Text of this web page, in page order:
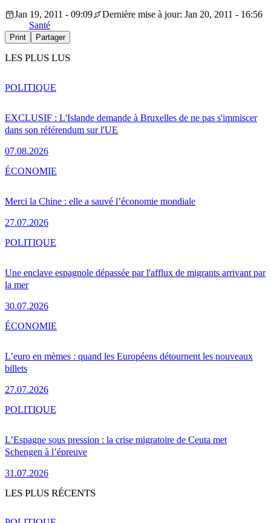
Jan 19, 2011 - 09:09
Dernière mise à jour: Jan 20, 2011 - 16:56
Santé
Print Partager
LES PLUS LUS
EXCLUSIF : L'Islande demande à Bruxelles de ne pas s'immiscer
dans son référendum sur l'UE
07.08.2026
POLITIQUE
Merci la Chine : elle a sauvé l’économie mondiale
27.07.2026
ÉCONOMIE
Une enclave espagnole dépassée par l'afflux de migrants arrivant par
la mer
30.07.2026
POLITIQUE
L’euro en mèmes : quand les Européens détournent les nouveaux
billets
27.07.2026
ÉCONOMIE
L’Espagne sous pression : la crise migratoire de Ceuta met
Schengen à l’épreuve
31.07.2026
POLITIQUE
LES PLUS RÉCENTS